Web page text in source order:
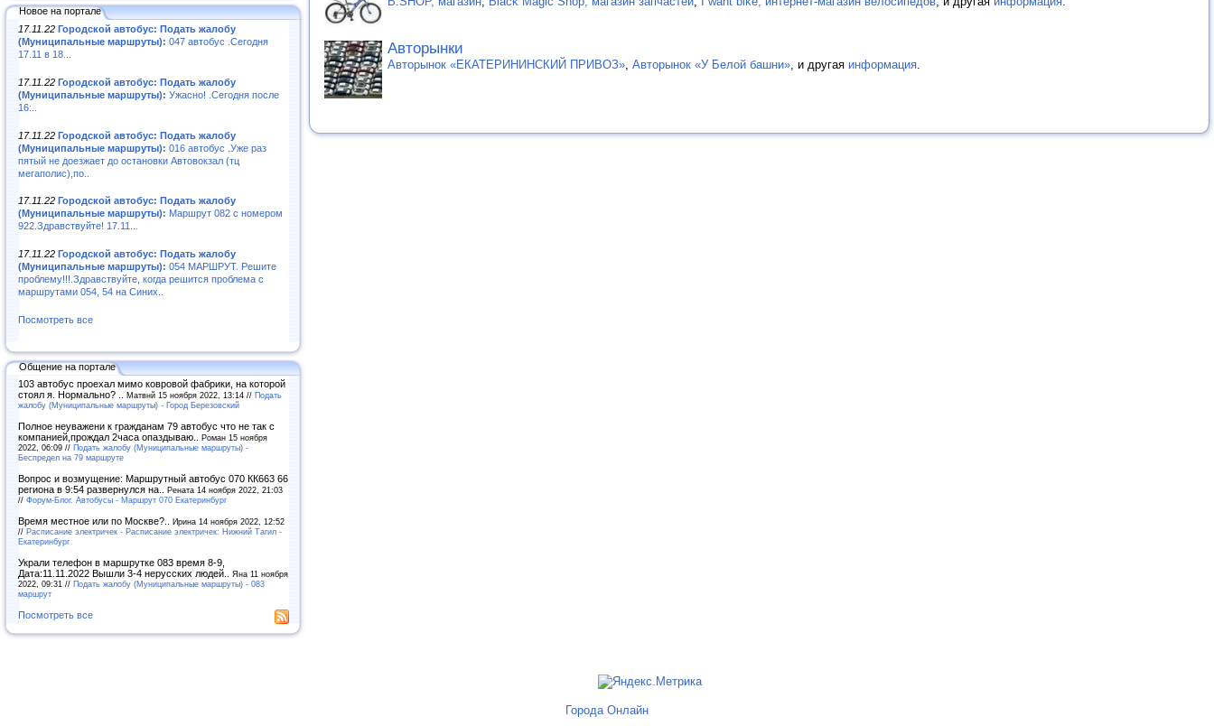
Новое на портале
17.11.22 Городской автобус: Подать жалобу
(Муниципальные маршруты): 047 автобус .Сегодня
17.11 в 18...
17.11.22 Городской автобус: Подать жалобу
(Муниципальные маршруты): Ужасно! .Сегодня после
16:..
17.11.22 Городской автобус: Подать жалобу
(Муниципальные маршруты): 016 автобус .Уже раз
пятый не доезжает до остановки Автовокзал (тц
мегаполис),по..
17.11.22 Городской автобус: Подать жалобу
(Муниципальные маршруты): Маршрут 082 с номером
922.Здравствуйте! 17.11...
17.11.22 Городской автобус: Подать жалобу
(Муниципальные маршруты): 054 МАРШРУТ. Решите
проблему!!!.Здравствуйте, когда решится проблема с
маршрутами 054, 54 на Синих..
Посмотреть все
Общение на портале
103 автобус проехал мимо ковровой фабрики, на которой
стоял я. Нормально? .. Матвнй 15 ноября 2022, 13:14 // Подать
жалобу (Муниципальные маршруты) - Город Березовский
Полное неуважени к гражданам 79 автобус что не так с
компанией,прождал 2часа опаздываю.. Роман 15 ноября
2022, 06:09 // Подать жалобу (Муниципальные маршруты) -
Беспредел на 79 маршруте
Вопрос и возмущение: Маршрутный автобус 070 КК663 66
региона в 9:54 развернулся на.. Рената 14 ноября 2022, 21:03
// Форум-Блог. Автобусы - Маршрут 070 Екатеринбург
Время местное или по Москве?.. Ирина 14 ноября 2022, 12:52
// Расписание электричек - Расписание электричек: Нижний Тагил -
Екатеринбург
Украли телефон в маршрутке 083 время 8-9,
Дата:11.11.2022 Вышли 3-4 нерусских людей.. Яна 11 ноября
2022, 09:31 // Подать жалобу (Муниципальные маршруты) - 083
маршрут
Посмотреть все
Авторынки
Авторынок «ЕКАТЕРИНИНСКИЙ ПРИВОЗ», Авторынок «У Белой башни», и другая информация.
Города Онлайн